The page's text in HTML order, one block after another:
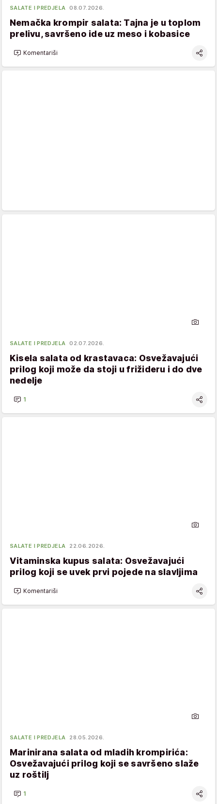
SALATE I PREDJELA 08.07.2026.
Nemačka krompir salata: Tajna je u toplom
prelivu, savršeno ide uz meso i kobasice
Komentariši
SALATE I PREDJELA 02.07.2026.
Kisela salata od krastavaca: Osvežavajući
prilog koji može da stoji u frižideru i do dve
nedelje
1
SALATE I PREDJELA 22.06.2026.
Vitaminska kupus salata: Osvežavajući
prilog koji se uvek prvi pojede na slavljima
Komentariši
SALATE I PREDJELA 28.05.2026.
Marinirana salata od mladih krompirića:
Osvežavajući prilog koji se savršeno slaže
uz roštilj
1